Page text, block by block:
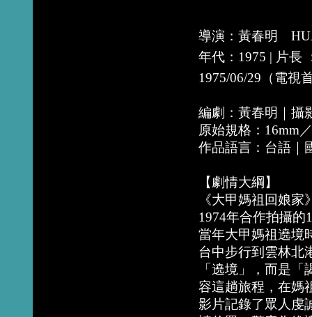
導演：黃春明
年代：1975 | 片長
1975/06/29（電視
編劇：黃春明｜攝
原始規格：16mm
作品語言：台語｜
【劇情大綱】
《大甲媽祖回娘
1974年合作拍攝的
當年大甲媽祖遶境
台中步行到雲林北
「遶境」，而是
容這趟旅程，在媽
影片記錄了眾人虔